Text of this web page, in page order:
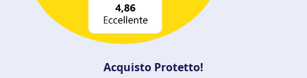
Acquisto Protetto!